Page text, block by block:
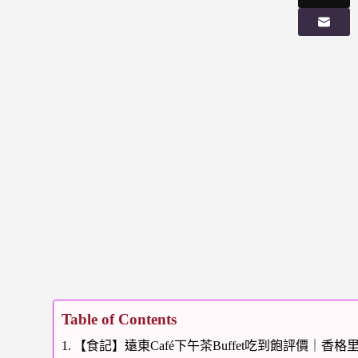
Table of Contents
【食記】遠東Café下午茶Buffet吃到飽評價｜香